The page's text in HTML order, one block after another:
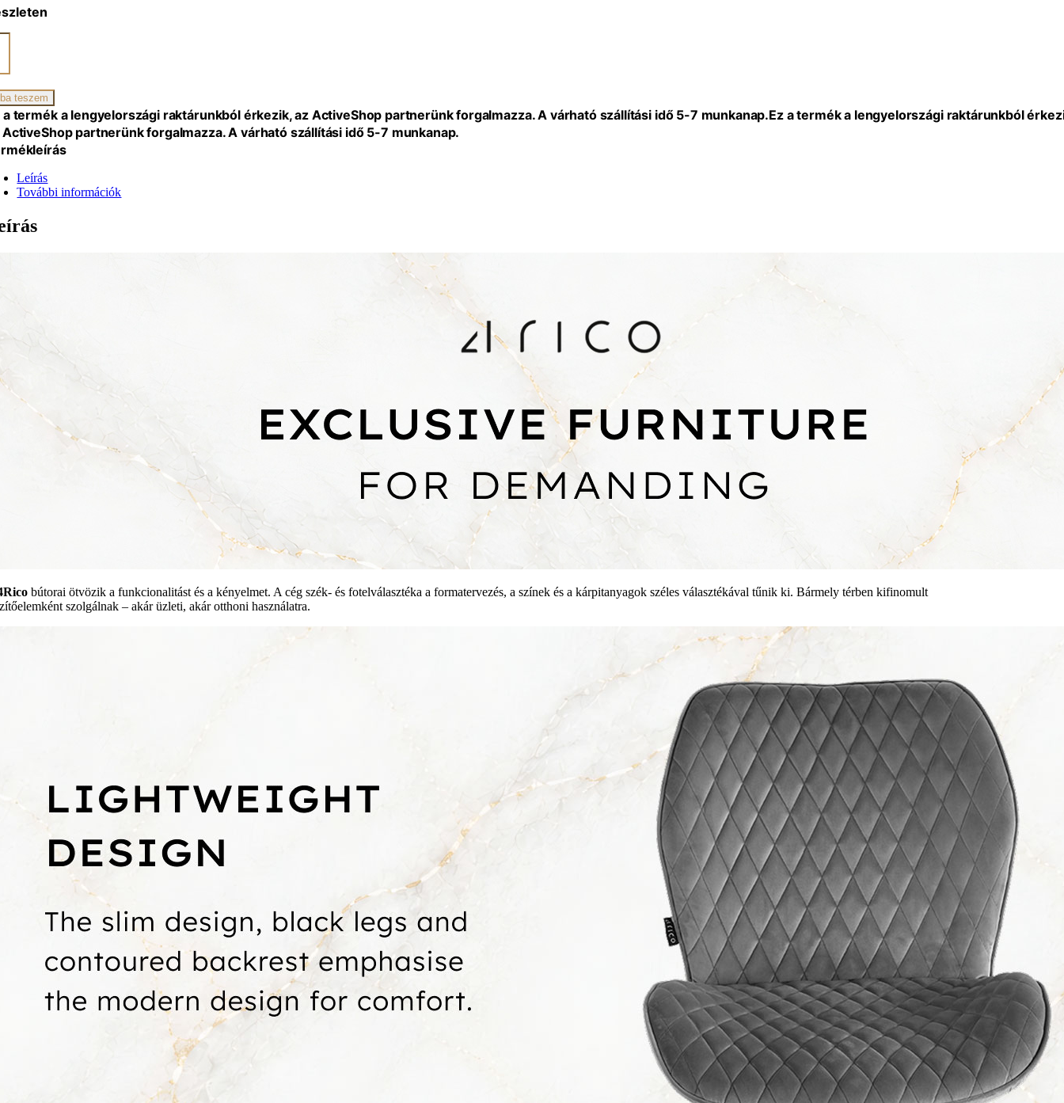
teszem
a termék a lengyelországi raktárunkból érkezik, az ActiveShop partnerünk forgalmazza. A várható szállítási idő 5-7 munkanap.Ez a termék a lengyelországi raktárunkból
ActiveShop partnerünk forgalmazza. A várható szállítási idő 5-7 munkanap.
Leírás
További információk
bútorai ötvözik a funkcionalitást és a kényelmet. A cég szék- és fotelválasztéka a formatervezés, a színek és a kárpitanyagok széles választékával tűnik ki. Bármely térben kifinomult
szolgálnak – akár üzleti, akár otthoni használatra.